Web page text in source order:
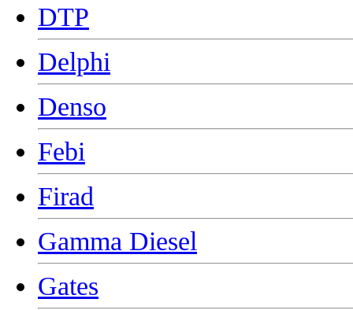
DTP
Delphi
Denso
Febi
Firad
Gamma Diesel
Gates